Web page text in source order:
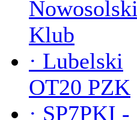
Nowosolski
Klub
· Lubelski
OT20 PZK
· SP7PKI -